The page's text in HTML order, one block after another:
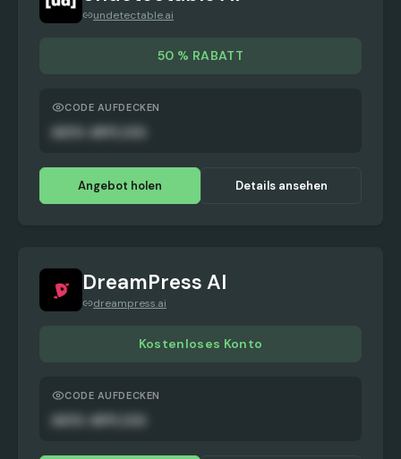
undetectable.ai
50 % RABATT
CODE AUFDECKEN
Angebot holen Details ansehen
DreamPress AI
dreampress.ai
Kostenloses Konto
CODE AUFDECKEN